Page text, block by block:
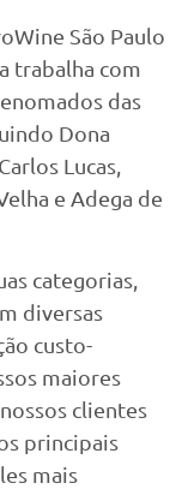
São Paulo
trabalha com
das
Dona
Lucas,
e Adega de
categorias,
diversas
custo-
maiores
clientes
principais
mais